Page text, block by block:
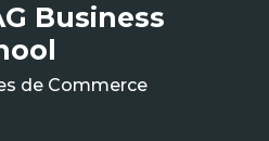
Business
de Commerce